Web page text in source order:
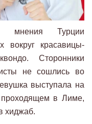
мнения Турции
вокруг красавицы-
Сторонники
не сошлись во
выступала на
проходящем в Лиме,
хиджаб.